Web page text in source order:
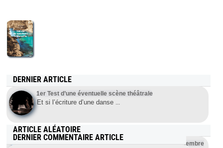
DERNIER ARTICLE
1er Test d’une éventuelle scène théâtrale
Et si l’écriture d’une danse ...
ARTICLE ALÉATOIRE
L’événement de Tunick à Lyon vu par Denis – 11 septembre
DERNIER COMMENTAIRE ARTICLE